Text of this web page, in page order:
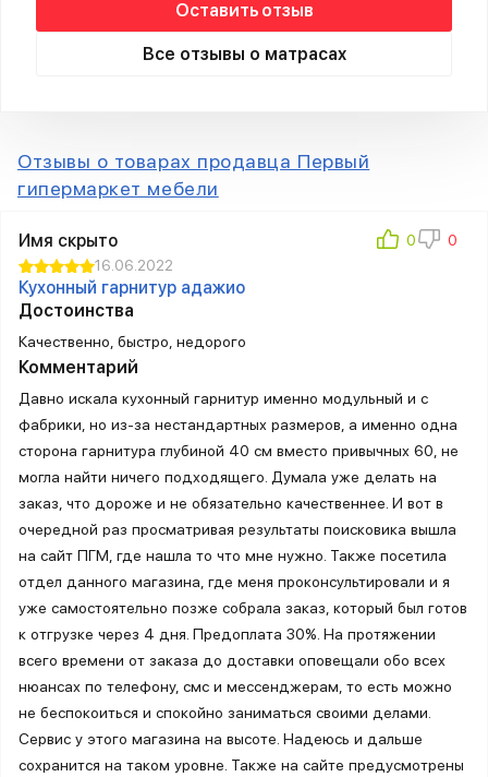
Оставить отзыв
Все отзывы о матрасах
Отзывы о товарах продавца Первый
гипермаркет мебели
Имя скрыто
16.06.2022
Кухонный гарнитур адажио
Достоинства
Качественно, быстро, недорого
Комментарий
Давно искала кухонный гарнитур именно модульный и с
фабрики, но из-за нестандартных размеров, а именно одна
сторона гарнитура глубиной 40 см вместо привычных 60, не
могла найти ничего подходящего. Думала уже делать на
заказ, что дороже и не обязательно качественнее. И вот в
очередной раз просматривая результаты поисковика вышла
на сайт ПГМ, где нашла то что мне нужно. Также посетила
отдел данного магазина, где меня проконсультировали и я
уже самостоятельно позже собрала заказ, который был готов
к отгрузке через 4 дня. Предоплата 30%. На протяжении
всего времени от заказа до доставки оповещали обо всех
нюансах по телефону, смс и мессенджерам, то есть можно
не беспокоиться и спокойно заниматься своими делами.
Сервис у этого магазина на высоте. Надеюсь и дальше
сохранится на таком уровне. Также на сайте предусмотрены